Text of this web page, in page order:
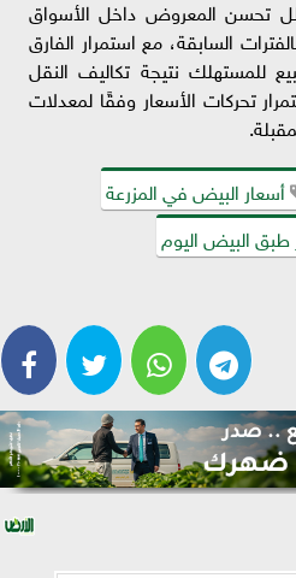
تحسن المعروض داخل الأسواق
السابقة، مع استمرار الفارق
للمستهلك نتيجة تكاليف النقل
تحركات الأسعار وفقًا لمعدلات
أسعار البيض في المزرعة
البيض اليوم